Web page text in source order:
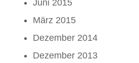
Juni 2015
März 2015
Dezember 2014
Dezember 2013